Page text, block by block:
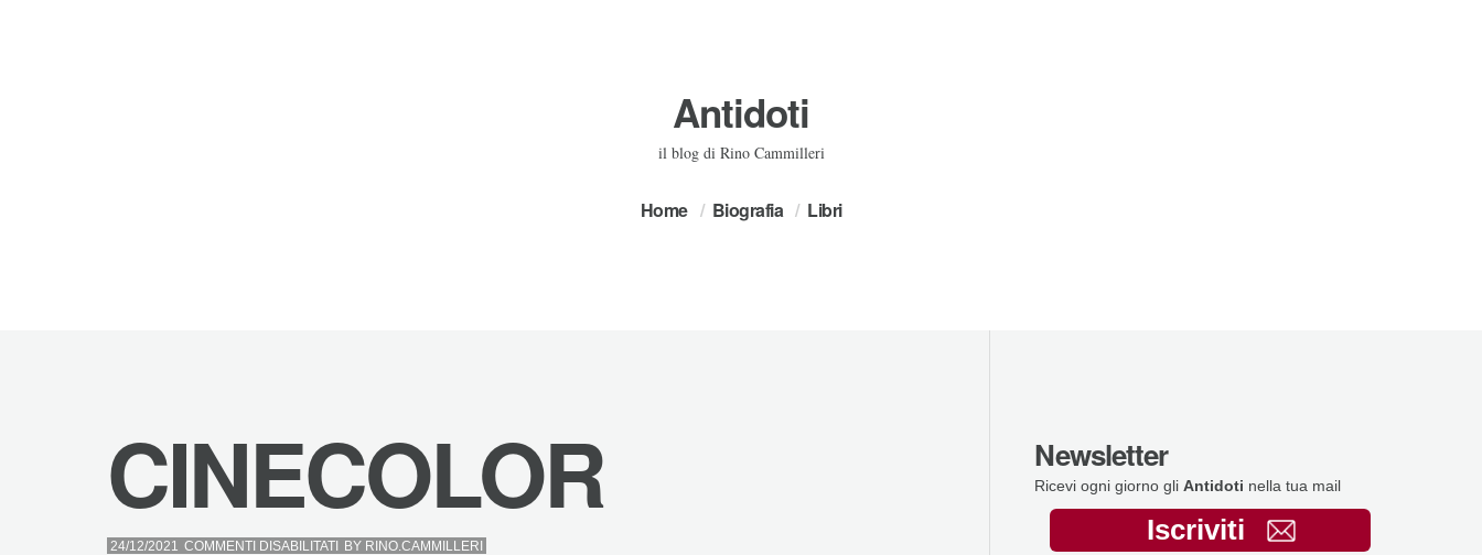
Antidoti
il blog di Rino Cammilleri
Home Biografia Libri
CINECOLOR
24/12/2021 COMMENTI DISABILITATISUBY RINO.CAMMILLERI
Newsletter
Ricevi ogni giorno gli Antidoti nella tua mail
Iscriviti